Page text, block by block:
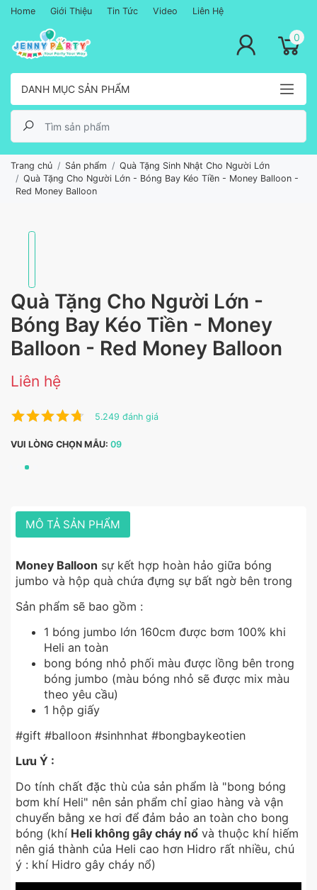
menu
Home Giới Thiệu Tin Tức Video Liên Hệ
DANH MỤC SẢN PHẨM
0
Trang chủ Sản phẩm
Quà Tặng Sinh Nhật Cho Người Lớn
Quà Tặng Cho Người Lớn - Bóng Bay Kéo Tiền - Money Balloon -
Red Money Balloon
Quà Tặng Cho Người Lớn -
Bóng Bay Kéo Tiền - Money
Balloon - Red Money Balloon
Liên hệ
5.249 đánh giá
VUI LÒNG CHỌN MẪU: 09
MÔ TẢ SẢN PHẨM
Money Balloon sự kết hợp hoàn hảo giữa bóng
jumbo và hộp quà chứa đựng sự bất ngờ bên trong
Sản phẩm sẽ bao gồm :
1 bóng jumbo lớn 160cm được bơm 100% khi
Heli an toàn
bong bóng nhỏ phối màu được lồng bên trong
bóng jumbo (màu bóng nhỏ sẽ được mix màu
theo yêu cầu)
1 hộp giấy
#gift #balloon #sinhnhat #bongbaykeotien
Lưu Ý :
Do tính chất đặc thù của sản phẩm là "bong bóng
bơm khí Heli" nên sản phẩm chỉ giao hàng và vận
chuyển bằng xe hơi để đảm bảo an toàn cho bong
bóng (khí Heli không gây cháy nổ và thuộc khí hiếm
nên giá thành của Heli cao hơn Hidro rất nhiều, chú
ý : khí Hidro gây cháy nổ)